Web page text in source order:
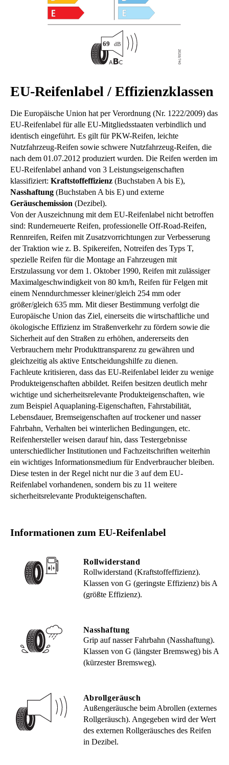
EU-Reifenlabel / Effizienzklassen
Die Europäische Union hat per Verordnung (Nr. 1222/2009) das
EU-Reifenlabel für alle EU-Mitgliedsstaaten verbindlich und
identisch eingeführt. Es gilt für PKW-Reifen, leichte
Nutzfahrzeug-Reifen sowie schwere Nutzfahrzeug-Reifen, die
nach dem 01.07.2012 produziert wurden. Die Reifen werden im
EU-Reifenlabel anhand von 3 Leistungseigenschaften
klassifiziert: Kraftstoffeffizienz (Buchstaben A bis E),
Nasshaftung (Buchstaben A bis E) und externe
Geräuschemission (Dezibel).
Von der Auszeichnung mit dem EU-Reifenlabel nicht betroffen
sind: Runderneuerte Reifen, professionelle Off-Road-Reifen,
Rennreifen, Reifen mit Zusatzvorrichtungen zur Verbesserung
der Traktion wie z. B. Spikereifen, Notreifen des Typs T,
spezielle Reifen für die Montage an Fahrzeugen mit
Erstzulassung vor dem 1. Oktober 1990, Reifen mit zulässiger
Maximalgeschwindigkeit von 80 km/h, Reifen für Felgen mit
einem Nenndurchmesser kleiner/gleich 254 mm oder
größer/gleich 635 mm. Mit dieser Bestimmung verfolgt die
Europäische Union das Ziel, einerseits die wirtschaftliche und
ökologische Effizienz im Straßenverkehr zu fördern sowie die
Sicherheit auf den Straßen zu erhöhen, andererseits den
Verbrauchern mehr Produkttransparenz zu gewähren und
gleichzeitig als aktive Entscheidungshilfe zu dienen.
Fachleute kritisieren, dass das EU-Reifenlabel leider zu wenige
Produkteigenschaften abbildet. Reifen besitzen deutlich mehr
wichtige und sicherheitsrelevante Produkteigenschaften, wie
zum Beispiel Aquaplaning-Eigenschaften, Fahrstabilität,
Lebensdauer, Bremseigenschaften auf trockener und nasser
Fahrbahn, Verhalten bei winterlichen Bedingungen, etc.
Reifenhersteller weisen darauf hin, dass Testergebnisse
unterschiedlicher Institutionen und Fachzeitschriften weiterhin
ein wichtiges Informationsmedium für Endverbraucher bleiben.
Diese testen in der Regel nicht nur die 3 auf dem EU-
Reifenlabel vorhandenen, sondern bis zu 11 weitere
sicherheitsrelevante Produkteigenschaften.
Informationen zum EU-Reifenlabel
Rollwiderstand
Rollwiderstand (Kraftstoffeffizienz).
Klassen von G (geringste Effizienz) bis A
(größte Effizienz).
Nasshaftung
Grip auf nasser Fahrbahn (Nasshaftung).
Klassen von G (längster Bremsweg) bis A
(kürzester Bremsweg).
Abrollgeräusch
Außengeräusche beim Abrollen (externes
Rollgeräusch). Angegeben wird der Wert
des externen Rollgeräusches des Reifen
in Dezibel.